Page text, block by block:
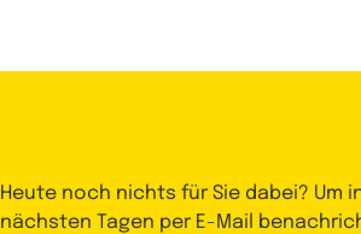
Heute noch nichts für Sie dabei? Um
nächsten Tagen per E-Mail